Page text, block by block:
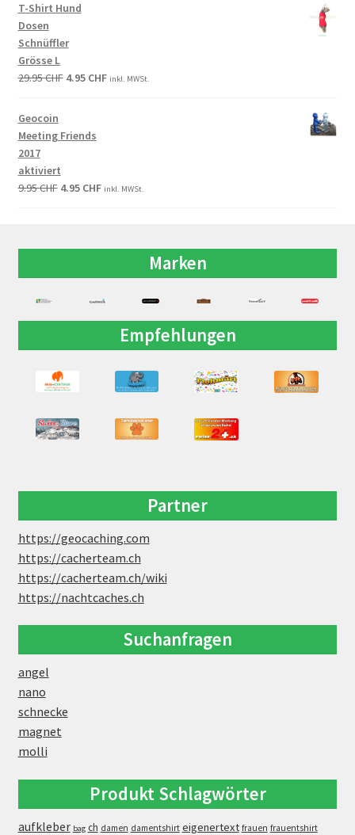
T-Shirt Hund
Dosen
Schnüffler
Grösse L
29.95CHF 4.95 CHF inkl. MWSt.
Geocoin
Meeting Friends
2017
aktiviert
9.95CHF 4.95 CHF inkl. MWSt.
Marken
Empfehlungen
Partner
https://geocaching.com
https://cacherteam.ch
https://cacherteam.ch/wiki
https://nachtcaches.ch
Suchanfragen
angel
nano
schnecke
magnet
molli
Produkt Schlagwörter
aufkleber bag ch damen damentshirt eigenertext frauen frauentshirt